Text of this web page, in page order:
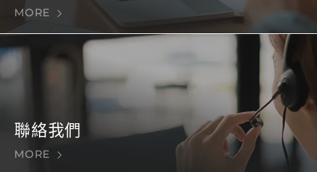
MORE
聯絡我們
MORE